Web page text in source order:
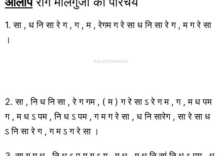
1. सा , ध नि सा रे ग , ग , म , रेगम ग रे सा ध नि सा रे ग , म ग रे सा
।
Advertisement
2. सा , नि ध नि सा , रे ग गम , ( म ) ग रे सा ऽ रे ग म , ग , म ध पम
ग , म ध ऽ पम , नि ध ऽ पम , ग म ग रे सा , ध नि सारेग , सा रे सा ध
ऽ नि सा रे ग , ग म ऽ ग रे सा ।